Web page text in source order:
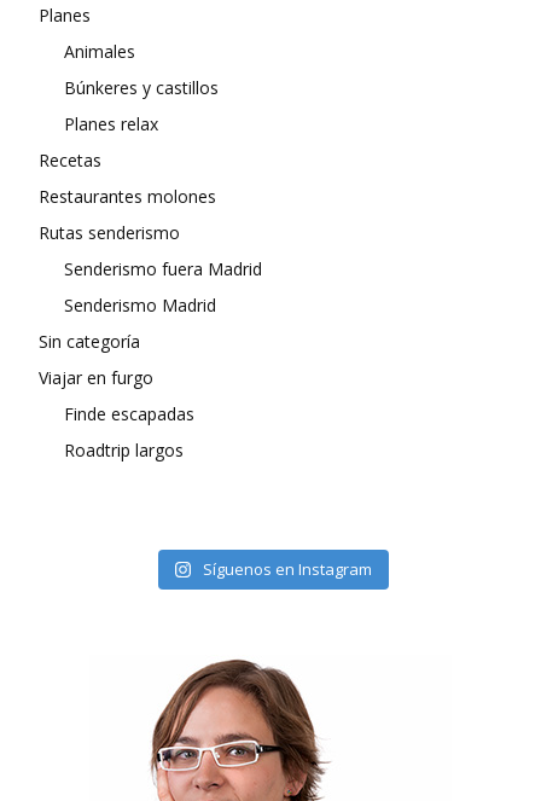
Planes
Animales
Búnkeres y castillos
Planes relax
Recetas
Restaurantes molones
Rutas senderismo
Senderismo fuera Madrid
Senderismo Madrid
Sin categoría
Viajar en furgo
Finde escapadas
Roadtrip largos
Síguenos en Instagram